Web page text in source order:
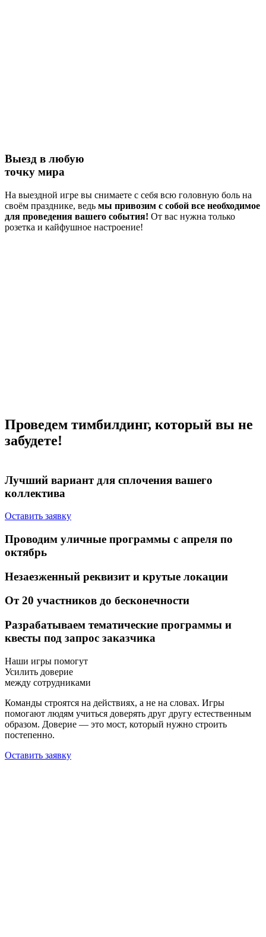
Выезд в любую
точку мира
На выездной игре вы снимаете с себя всю головную боль на
своём празднике, ведь мы привозим с собой все необходимое
для проведения вашего события! От вас нужна только
розетка и кайфушное настроение!
Проведем тимбилдинг, который вы не
забудете!
Лучший вариант для сплочения вашего
коллектива
Оставить заявку
Проводим уличные программы с апреля по
октябрь
Незаезженный реквизити крутые локации
От 20 участников до бесконечности
Разрабатываем тематические программы и
квесты под запрос заказчика
Наши игры помогут
Усилить доверие
между сотрудниками
Команды строятся на действиях, а не на словах. Игры
помогают людям учиться доверять друг другу естественным
образом. Доверие — это мост, который нужно строить
постепенно.
Оставить заявку